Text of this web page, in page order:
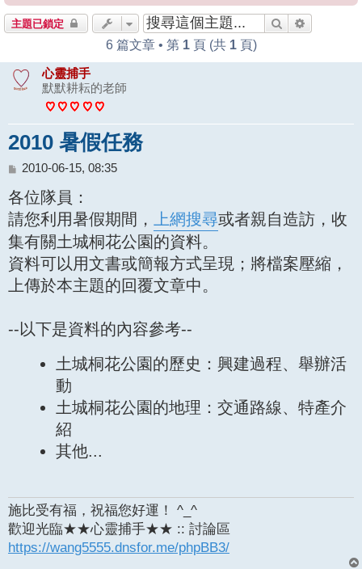
主題已鎖定 搜尋
6 篇文章 • 第 1頁 (共 1頁)
心靈捕手
默默耕耘的老師
2010 暑假任務
文
2010-06-15, 08:35
各位隊員：
請您利用暑假期間，
上網搜尋或者親自造訪，收
集有關土城桐花公園的資料。
資料可以用文書或簡報方式呈現；將檔案壓縮，
上傳於本主題的回覆文章中。
--以下是資料的內容參考--
土城桐花公園的歷史：興建過程、舉辦活
動
土城桐花公園的地理：交通路線、特產介
紹
其他...
施比受有福，祝福您好運！ ^_^
歡迎光臨★★心靈捕手★★ :: 討論區
https://wang5555.dnsfor.me/phpBB3/